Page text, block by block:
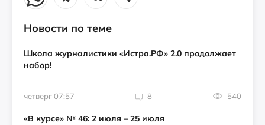
Новости по теме
Школа журналистики «Истра.РФ» 2.0 продолжает
набор!
четверг 07:57 8 540
«В курсе» № 46: 2 июля – 25 июля